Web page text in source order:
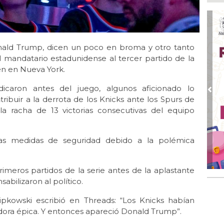
Trump, dicen un poco en broma y otro tanto
estadunidense al tercer partido de la
en Nueva York.
antes del juego, algunos aficionado lo
a la derrota de los Knicks ante los Spurs de
racha de 13 victorias consecutivas del equipo
medidas de seguridad debido a la polémica
partidos de la serie antes de la aplastante
al político.
escribió en Threads: “Los Knicks habían
épica. Y entonces apareció Donald Trump”.